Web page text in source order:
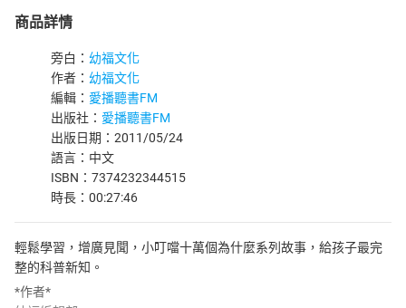
商品詳情
旁白： 幼福文化
作者： 幼福文化
編輯： 愛播聽書FM
出版社： 愛播聽書FM
出版日期：2011/05/24
語言：中文
ISBN：7374232344515
時長：00:27:46
輕鬆學習，增廣見聞，小叮噹十萬個為什麼系列故事，給孩子最完
整的科普新知。
*作者*